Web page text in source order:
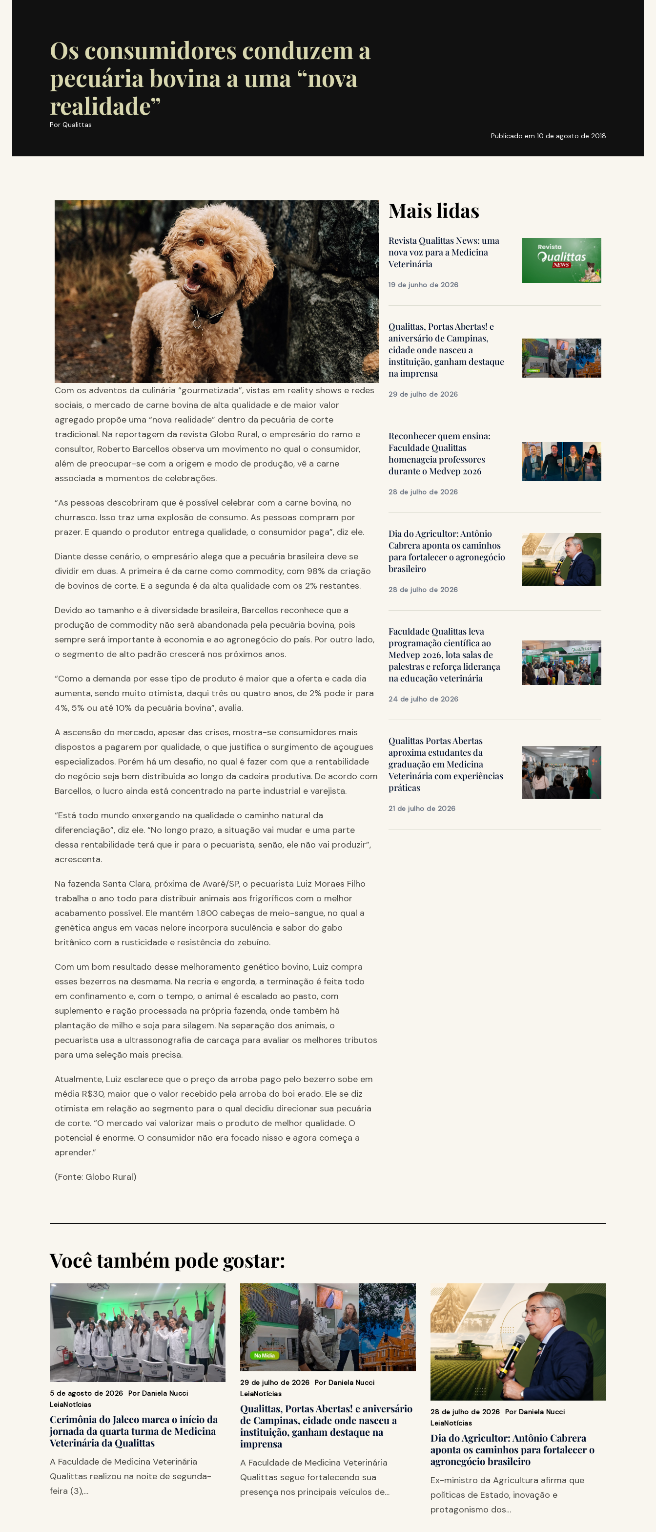
Os consumidores conduzem a
pecuária bovina a uma “nova
realidade”
Por Qualittas
Publicado em 10 de agosto de 2018
Com os adventos da culinária “gourmetizada”, vistas em reality shows e redes
sociais, o mercado de carne bovina de alta qualidade e de maior valor
agregado propõe uma “nova realidade” dentro da pecuária de corte
tradicional. Na reportagem da revista Globo Rural, o empresário do ramo e
consultor, Roberto Barcellos observa um movimento no qual o consumidor,
além de preocupar-se com a origem e modo de produção, vê a carne
associada a momentos de celebrações.
“As pessoas descobriram que é possível celebrar com a carne bovina, no
churrasco. Isso traz uma explosão de consumo. As pessoas compram por
prazer. E quando o produtor entrega qualidade, o consumidor paga”, diz ele.
Diante desse cenário, o empresário alega que a pecuária brasileira deve se
dividir em duas. A primeira é da carne como commodity, com 98% da criação
de bovinos de corte. E a segunda é da alta qualidade com os 2% restantes.
Devido ao tamanho e à diversidade brasileira, Barcellos reconhece que a
produção de commodity não será abandonada pela pecuária bovina, pois
sempre será importante à economia e ao agronegócio do país. Por outro lado,
o segmento de alto padrão crescerá nos próximos anos.
“Como a demanda por esse tipo de produto é maior que a oferta e cada dia
aumenta, sendo muito otimista, daqui três ou quatro anos, de 2% pode ir para
4%, 5% ou até 10% da pecuária bovina”, avalia.
A ascensão do mercado, apesar das crises, mostra-se consumidores mais
dispostos a pagarem por qualidade, o que justifica o surgimento de açougues
especializados. Porém há um desafio, no qual é fazer com que a rentabilidade
do negócio seja bem distribuída ao longo da cadeira produtiva. De acordo com
Barcellos, o lucro ainda está concentrado na parte industrial e varejista.
“Está todo mundo enxergando na qualidade o caminho natural da
diferenciação”, diz ele. “No longo prazo, a situação vai mudar e uma parte
dessa rentabilidade terá que ir para o pecuarista, senão, ele não vai produzir”,
acrescenta.
Na fazenda Santa Clara, próxima de Avaré/SP, o pecuarista Luiz Moraes Filho
trabalha o ano todo para distribuir animais aos frigoríficos com o melhor
acabamento possível. Ele mantém 1.800 cabeças de meio-sangue, no qual a
genética angus em vacas nelore incorpora suculência e sabor do gabo
britânico com a rusticidade e resistência do zebuíno.
Com um bom resultado desse melhoramento genético bovino, Luiz compra
esses bezerros na desmama. Na recria e engorda, a terminação é feita todo
em confinamento e, com o tempo, o animal é escalado ao pasto, com
suplemento e ração processada na própria fazenda, onde também há
plantação de milho e soja para silagem. Na separação dos animais, o
pecuarista usa a ultrassonografia de carcaça para avaliar os melhores tributos
para uma seleção mais precisa.
Atualmente, Luiz esclarece que o preço da arroba pago pelo bezerro sobe em
média R$30, maior que o valor recebido pela arroba do boi erado. Ele se diz
otimista em relação ao segmento para o qual decidiu direcionar sua pecuária
de corte. “O mercado vai valorizar mais o produto de melhor qualidade. O
potencial é enorme. O consumidor não era focado nisso e agora começa a
aprender.”
(Fonte: Globo Rural)
Mais lidas
Revista Qualittas News: uma
nova voz para a Medicina
Veterinária
19 de junho de 2026
Qualittas, Portas Abertas! e
aniversário de Campinas,
cidade onde nasceu a
instituição, ganham destaque
na imprensa
29 de julho de 2026
Reconhecer quem ensina:
Faculdade Qualittas
homenageia professores
durante o Medvep 2026
28 de julho de 2026
Dia do Agricultor: Antônio
Cabrera aponta os caminhos
para fortalecer o agronegócio
brasileiro
28 de julho de 2026
Faculdade Qualittas leva
programação científica ao
Medvep 2026, lota salas de
palestras e reforça liderança
na educação veterinária
24 de julho de 2026
Qualittas Portas Abertas
aproxima estudantes da
graduação em Medicina
Veterinária com experiências
práticas
21 de julho de 2026
Você também pode gostar:
5 de agosto de 2026 Por Daniela Nucci
LeiaNotícias
Cerimônia do Jaleco marca o início da
jornada da quarta turma de Medicina
Veterinária da Qualittas
A Faculdade de Medicina Veterinária
Qualittas realizou na noite de segunda-
feira (3),…
29 de julho de 2026 Por Daniela Nucci
LeiaNotícias
Qualittas, Portas Abertas! e aniversário
de Campinas, cidade onde nasceu a
instituição, ganham destaque na
imprensa
A Faculdade de Medicina Veterinária
Qualittas segue fortalecendo sua
presença nos principais veículos de…
28 de julho de 2026 Por Daniela Nucci
LeiaNotícias
Dia do Agricultor: Antônio Cabrera
aponta os caminhos para fortalecer o
agronegócio brasileiro
Ex-ministro da Agricultura afirma que
políticas de Estado, inovação e
protagonismo dos…